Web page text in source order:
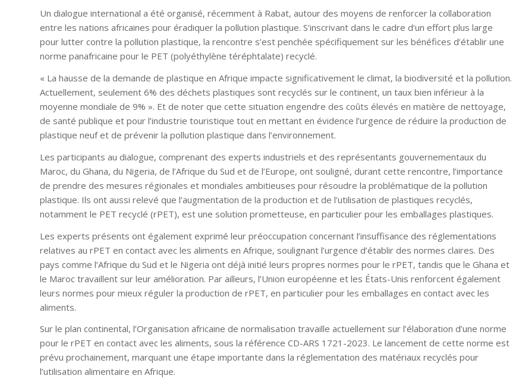
Un dialogue international a été organisé, récemment à Rabat, autour des moyens de renforcer la collaboration
entre les nations africaines pour éradiquer la pollution plastique. S’inscrivant dans le cadre d’un effort plus large
pour lutter contre la pollution plastique, la rencontre s’est penchée spécifiquement sur les bénéfices d’établir une
norme panafricaine pour le PET (polyéthylène téréphtalate) recyclé.
« La hausse de la demande de plastique en Afrique impacte significativement le climat, la biodiversité et la pollution.
Actuellement, seulement 6% des déchets plastiques sont recyclés sur le continent, un taux bien inférieur à la
moyenne mondiale de 9% ». Et de noter que cette situation engendre des coûts élevés en matière de nettoyage,
de santé publique et pour l’industrie touristique tout en mettant en évidence l’urgence de réduire la production de
plastique neuf et de prévenir la pollution plastique dans l’environnement.
Les participants au dialogue, comprenant des experts industriels et des représentants gouvernementaux du
Maroc, du Ghana, du Nigeria, de l’Afrique du Sud et de l’Europe, ont souligné, durant cette rencontre, l’importance
de prendre des mesures régionales et mondiales ambitieuses pour résoudre la problématique de la pollution
plastique. Ils ont aussi relevé que l’augmentation de la production et de l’utilisation de plastiques recyclés,
notamment le PET recyclé (rPET), est une solution prometteuse, en particulier pour les emballages plastiques.
Les experts présents ont également exprimé leur préoccupation concernant l’insuffisance des réglementations
relatives au rPET en contact avec les aliments en Afrique, soulignant l’urgence d’établir des normes claires. Des
pays comme l’Afrique du Sud et le Nigeria ont déjà initié leurs propres normes pour le rPET, tandis que le Ghana et
le Maroc travaillent sur leur amélioration. Par ailleurs, l’Union européenne et les États-Unis renforcent également
leurs normes pour mieux réguler la production de rPET, en particulier pour les emballages en contact avec les
aliments.
Sur le plan continental, l’Organisation africaine de normalisation travaille actuellement sur l’élaboration d’une norme
pour le rPET en contact avec les aliments, sous la référence CD-ARS 1721-2023. Le lancement de cette norme est
prévu prochainement, marquant une étape importante dans la réglementation des matériaux recyclés pour
l’utilisation alimentaire en Afrique.